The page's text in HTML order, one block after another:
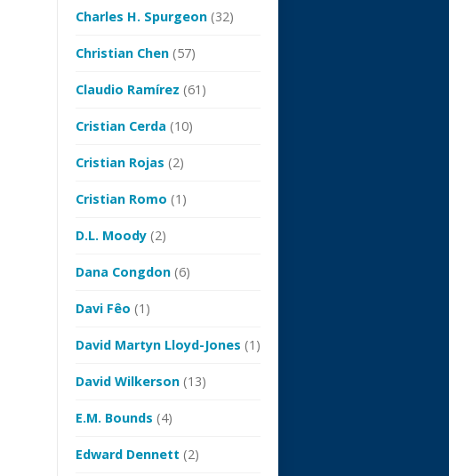
Charles H. Spurgeon (32)
Christian Chen (57)
Claudio Ramírez (61)
Cristian Cerda (10)
Cristian Rojas (2)
Cristian Romo (1)
D.L. Moody (2)
Dana Congdon (6)
Davi Fêo (1)
David Martyn Lloyd-Jones (1)
David Wilkerson (13)
E.M. Bounds (4)
Edward Dennett (2)